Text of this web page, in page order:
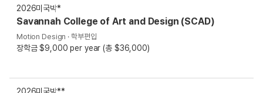
2026미국박*
Savannah College of Art and Design (SCAD)
Motion Design · 학부편입
장학금 $9,000 per year (총 $36,000)